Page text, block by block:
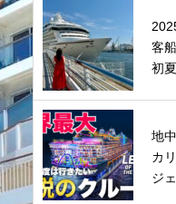
客
初
地
カ
ジ